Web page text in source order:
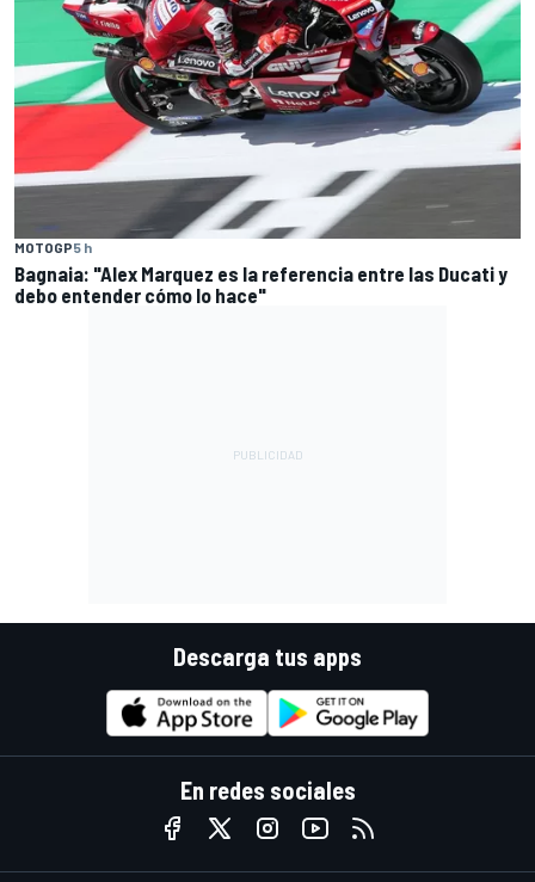
MOTOGP5 h
Bagnaia: "Alex Marquez es la referencia entre las Ducati y
debo entender cómo lo hace"
Descarga tus apps
En redes sociales